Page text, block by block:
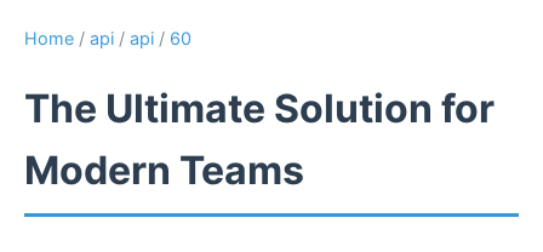
Home / api / api / 60
The Ultimate Solution for
Modern Teams